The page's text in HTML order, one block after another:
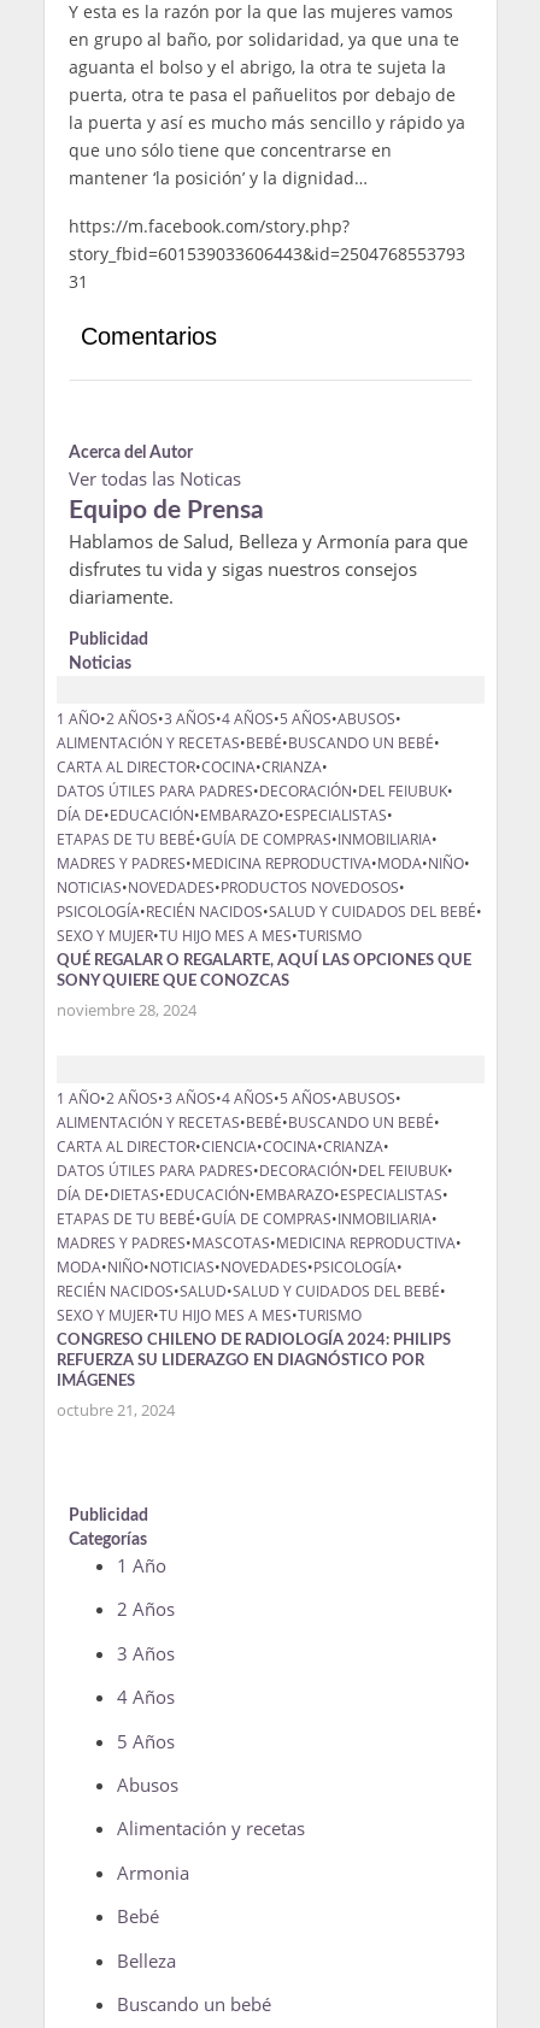
Y esta es la razón por la que las mujeres vamos
en grupo al baño, por solidaridad, ya que una te
aguanta el bolso y el abrigo, la otra te sujeta la
puerta, otra te pasa el pañuelitos por debajo de
la puerta y así es mucho más sencillo y rápido ya
que uno sólo tiene que concentrarse en
mantener ‘la posición’ y la dignidad…
https://m.facebook.com/story.php?
story_fbid=601539033606443&id=2504768553793
31
Comentarios
Acerca del Autor
Ver todas las Noticas
Equipo de Prensa
Hablamos de Salud, Belleza y Armonía para que
disfrutes tu vida y sigas nuestros consejos
diariamente.
Publicidad
Noticias
1 AÑO•2 AÑOS•3 AÑOS•4 AÑOS•5 AÑOS•ABUSOS•
ALIMENTACIÓN Y RECETAS•BEBÉ•BUSCANDO UN BEBÉ•
CARTA AL DIRECTOR•COCINA•CRIANZA•
DATOS ÚTILES PARA PADRES•DECORACIÓN•DEL FEIUBUK•
DÍA DE•EDUCACIÓN•EMBARAZO•ESPECIALISTAS•
ETAPAS DE TU BEBÉ•GUÍA DE COMPRAS•INMOBILIARIA•
MADRES Y PADRES•MEDICINA REPRODUCTIVA•MODA•NIÑO•
NOTICIAS•NOVEDADES•PRODUCTOS NOVEDOSOS•
PSICOLOGÍA•RECIÉN NACIDOS•SALUD Y CUIDADOS DEL BEBÉ•
SEXO Y MUJER•TU HIJO MES A MES•TURISMO
QUÉ REGALAR O REGALARTE, AQUÍ LAS OPCIONES QUE
SONY QUIERE QUE CONOZCAS
noviembre 28, 2024
1 AÑO•2 AÑOS•3 AÑOS•4 AÑOS•5 AÑOS•ABUSOS•
ALIMENTACIÓN Y RECETAS•BEBÉ•BUSCANDO UN BEBÉ•
CARTA AL DIRECTOR•CIENCIA•COCINA•CRIANZA•
DATOS ÚTILES PARA PADRES•DECORACIÓN•DEL FEIUBUK•
DÍA DE•DIETAS•EDUCACIÓN•EMBARAZO•ESPECIALISTAS•
ETAPAS DE TU BEBÉ•GUÍA DE COMPRAS•INMOBILIARIA•
MADRES Y PADRES•MASCOTAS•MEDICINA REPRODUCTIVA•
MODA•NIÑO•NOTICIAS•NOVEDADES•PSICOLOGÍA•
RECIÉN NACIDOS•SALUD•SALUD Y CUIDADOS DEL BEBÉ•
SEXO Y MUJER•TU HIJO MES A MES•TURISMO
CONGRESO CHILENO DE RADIOLOGÍA 2024: PHILIPS
REFUERZA SU LIDERAZGO EN DIAGNÓSTICO POR
IMÁGENES
octubre 21, 2024
Publicidad
Categorías
1 Año
2 Años
3 Años
4 Años
5 Años
Abusos
Alimentación y recetas
Armonia
Bebé
Belleza
Buscando un bebé